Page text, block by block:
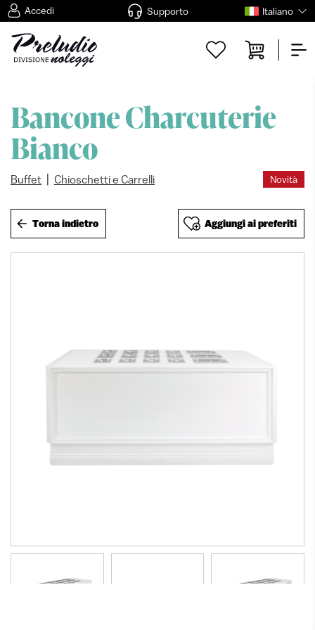
Accedi Supporto Italiano
Bancone Charcuterie
Bianco
Buffet Chioschetti e Carrelli Novità
Torna indietro Aggiungi ai preferiti